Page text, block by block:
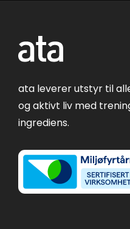
ata leverer utstyr til
og aktivt liv med
ingrediens.